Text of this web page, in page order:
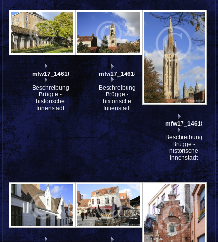
mfw17_146187
Beschreibung:
Brügge -
historische
Innenstadt
mfw17_146186
Beschreibung:
Brügge -
historische
Innenstadt
mfw17_146184
Beschreibung:
Brügge -
historische
Innenstadt